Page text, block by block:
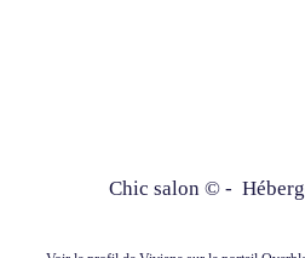
Chic salon © -